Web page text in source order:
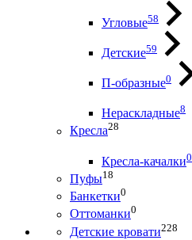
Угловые58
Детские59
П-образные0
Нераскладные8
Кресла28
Кресла-качалки0
Пуфы18
Банкетки0
Оттоманки0
Детские кровати228